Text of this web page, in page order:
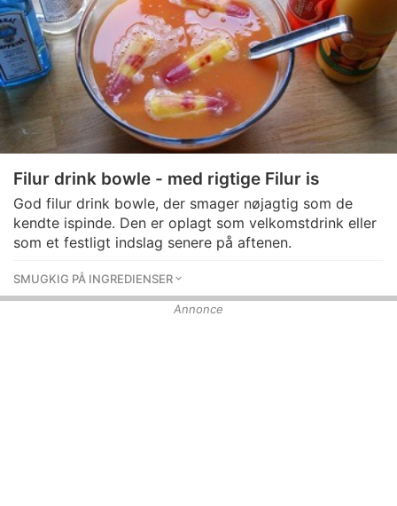
Filur drink bowle - med rigtige Filur is
God filur drink bowle, der smager nøjagtig som de
kendte ispinde. Den er oplagt som velkomstdrink eller
som et festligt indslag senere på aftenen.
SMUGKIG PÅ INGREDIENSER
Annonce